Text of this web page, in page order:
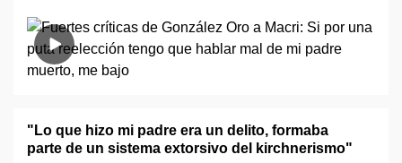
"Lo que hizo mi padre era un delito, formaba
parte de un sistema extorsivo del kirchnerismo"